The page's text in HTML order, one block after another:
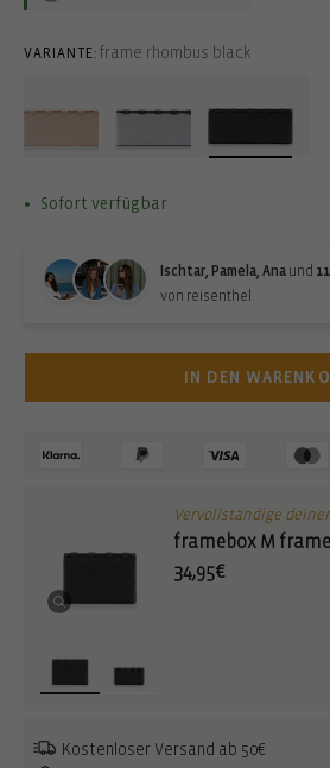
VARIANTE: frame rhombus black
Sofort verfügbar
Ischtar, Pamela, Ana und
von reisenthel.
IN DEN
Vervollständige
framebox M
34,95€
Kostenloser Versand ab 50€